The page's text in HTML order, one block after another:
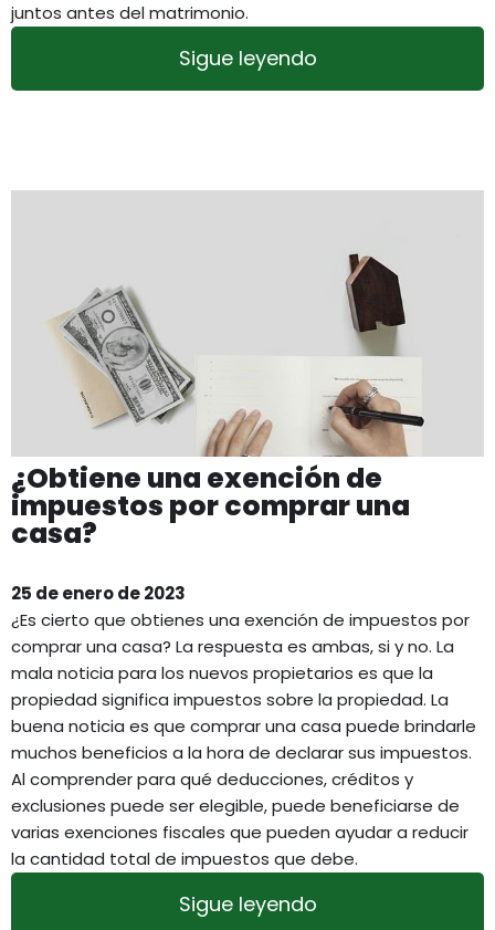
juntos antes del matrimonio.
Sigue leyendo
¿Obtiene una exención de
impuestos por comprar una
casa?
25 de enero de 2023
¿Es cierto que obtienes una exención de impuestos por
comprar una casa? La respuesta es ambas, si y no. La
mala noticia para los nuevos propietarios es que la
propiedad significa impuestos sobre la propiedad. La
buena noticia es que comprar una casa puede brindarle
muchos beneficios a la hora de declarar sus impuestos.
Al comprender para qué deducciones, créditos y
exclusiones puede ser elegible, puede beneficiarse de
varias exenciones fiscales que pueden ayudar a reducir
la cantidad total de impuestos que debe.
Sigue leyendo